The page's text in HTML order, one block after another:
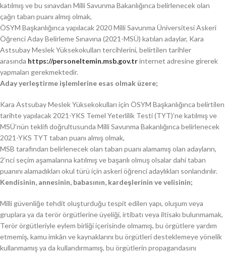
katılmış ve bu sınavdan Milli Savunma Bakanlığınca belirlenecek olan
çağrı taban puanı almış olmak,
ÖSYM Başkanlığınca yapılacak 2020 Milli Savunma Üniversitesi Askeri
Öğrenci Aday Belirleme Sınavına (2021-MSÜ) katılan adaylar, Kara
Astsubay Meslek Yüksekokulları tercihlerini, belirtilen tarihler
arasında https://personeltemin.msb.gov.trinternet adresine girerek
yapmaları gerekmektedir.
Aday yerleştirme işlemlerine esas olmak üzere;
Kara Astsubay Meslek Yüksekokulları için ÖSYM Başkanlığınca belirtilen
tarihte yapılacak 2021-YKS Temel Yeterlilik Testi (TYT)’ne katılmış ve
MSÜ’nün teklifi doğrultusunda Milli Savunma Bakanlığınca belirlenecek
2021-YKS TYT taban puanı almış olmak,
MSB tarafından belirlenecek olan taban puanı alamamış olan adayların,
2’nci seçim aşamalarına katılmış ve başarılı olmuş olsalar dahi taban
puanını alamadıkları okul türü için askeri öğrenci adaylıkları sonlandırılır.
Kendisinin, annesinin, babasının, kardeşlerinin ve velisinin;
Milli güvenliğe tehdit oluşturduğu tespit edilen yapı, oluşum veya
gruplara ya da terör örgütlerine üyeliği, irtibatı veya iltisakı bulunmamak,
Terör örgütleriyle eylem birliği içerisinde olmamış, bu örgütlere yardım
etmemiş, kamu imkân ve kaynaklarını bu örgütleri desteklemeye yönelik
kullanmamış ya da kullandırmamış, bu örgütlerin propagandasını